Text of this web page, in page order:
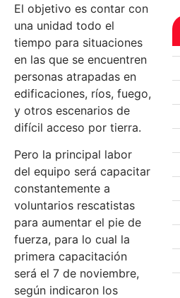
El objetivo es contar con
una unidad todo el
tiempo para situaciones
en las que se encuentren
personas atrapadas en
edificaciones, ríos, fuego,
y otros escenarios de
difícil acceso por tierra.
Pero la principal labor
del equipo será capacitar
constantemente a
voluntarios rescatistas
para aumentar el pie de
fuerza, para lo cual la
primera capacitación
será el 7 de noviembre,
según indicaron los